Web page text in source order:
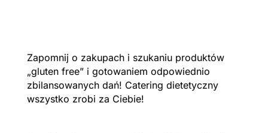
Zapomnij o zakupach i szukaniu produktów
„gluten free” i gotowaniem odpowiednio
zbilansowanych dań! Catering dietetyczny
wszystko zrobi za Ciebie!